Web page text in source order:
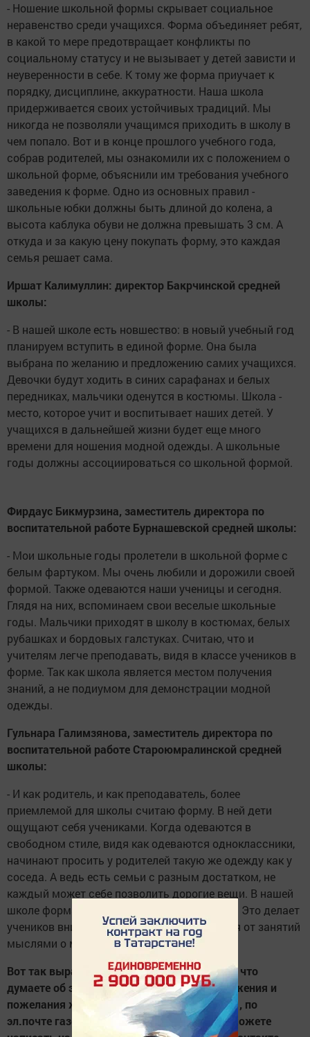
- Ношение школьной формы скрывает социальное
неравенство среди учащихся. Форма объединяет ребят,
в какой то мере предотвращает конфликты по
социальному статусу и не вызывает у детей зависти и
неуверенности в себе. К тому же форма приучает к
порядку, дисциплине, аккуратности. Наша школа
придерживается своих устойчивых традиций. Мы
никогда не позволяли учащимся приходить в школу в
чем попало. Вот и в конце прошлого учебного года,
собрав родителей, мы ознакомили их с положением о
школьной форме, объяснили им требования учебного
заведения к форме. Одно из основных правил -
школьные юбки должны быть длиной до колена, а
высота каблука обуви не должна превышать 3 см. А
откуда и за какую цену покупать форму, это каждая
семья решает сама.
Иршат Калимуллин: директор Бакрчинской средней
школы:
- В нашей школе есть новшество: в новый учебный год
планируем вступить в единой форме. Она была
выбрана по желанию и предложению самих учащихся.
Девочки будут ходить в синих сарафанах и белых
передниках, мальчики оденутся в костюмы. Школа -
место, которое учит и воспитывает наших детей. У
учащихся в дальнейшей жизни будет еще много
времени для ношения модной одежды. А школьные
годы должны ассоциироваться со школьной формой.
Фирдаус Бикмурзина, заместитель директора по
воспитательной работе Бурнашевской средней школы:
- Мои школьные годы пролетели в школьной форме с
белым фартуком. Мы очень любили и дорожили своей
формой. Также одеваются наши ученицы и сегодня.
Глядя на них, вспоминаем свои веселые школьные
годы. Мальчики приходят в школу в костюмах, белых
рубашках и бордовых галстуках. Считаю, что и
учителям легче преподавать, видя в классе учеников в
форме. Так как школа является местом получения
знаний, а не подиумом для демонстрации модной
одежды.
Гульнара Галимзянова, заместитель директора по
воспитательной работе Староюмралинской средней
школы:
- И как родитель, и как преподаватель, более
приемлемой для школы считаю форму. В ней дети
ощущают себя учениками. Когда одеваются в
свободном стиле, видя как одеваются одноклассники,
начинают просить у родителей такую же одежду как у
соседа. А ведь есть семьи с разным достатком, не
каждый может себе позволить дорогие вещи. В нашей
школе форма давно уже вошла в традицию. Это делает
учеников внимательнее, они не отвлекаются от занятий
мыслями о моде.
Вот так выразили свою позицию учителя. А что
думаете об этом вы, ученики? Свои предложения и
пожелания ждем на сайтеwww.apastovo.ru , по
эл.почте газеты
yolduzz@mail.ru
, а также можете